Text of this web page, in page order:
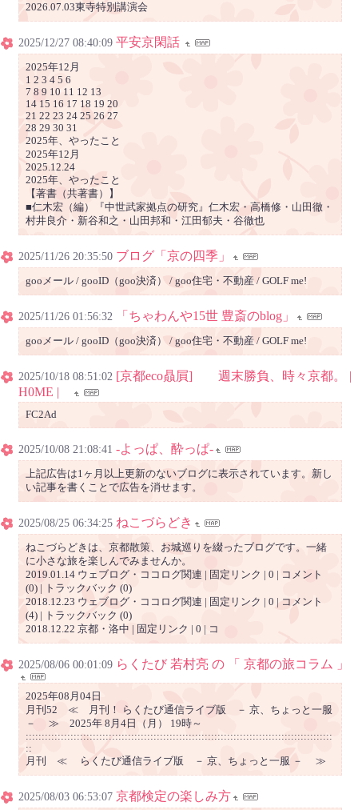
2026.07.03東寺特別講演会
2025/12/27 08:40:09 平安京閑話
2025年12月
1 2 3 4 5 6
7 8 9 10 11 12 13
14 15 16 17 18 19 20
21 22 23 24 25 26 27
28 29 30 31
2025年、やったこと
2025年12月
2025.12.24
2025年、やったこと
【著書（共著書）】
■仁木宏（編）『中世武家拠点の研究』仁木宏・高橋修・山田徹・
村井良介・新谷和之・山田邦和・江田郁夫・谷徹也
2025/11/26 20:35:50 ブログ「京の四季」
gooメール / gooID（goo決済） / goo住宅・不動産 / GOLF me!
2025/11/26 01:56:32 「ちゃわんや15世 豊斎のblog」
gooメール / gooID（goo決済） / goo住宅・不動産 / GOLF me!
2025/10/18 08:51:02 [京都eco贔屓] 週末勝負、時々京都。 |
H0ME |
FC2Ad
2025/10/08 21:08:41 -よっぱ、酔っぱ-
上記広告は1ヶ月以上更新のないブログに表示されています。新し
い記事を書くことで広告を消せます。
2025/08/25 06:34:25 ねこづらどき
ねこづらどきは、京都散策、お城巡りを綴ったブログです。一緒
に小さな旅を楽しんでみませんか。
2019.01.14 ウェブログ・ココログ関連 | 固定リンク | 0 | コメント
(0) | トラックバック (0)
2018.12.23 ウェブログ・ココログ関連 | 固定リンク | 0 | コメント
(4) | トラックバック (0)
2018.12.22 京都・洛中 | 固定リンク | 0 | コ
2025/08/06 00:01:09 らくたび 若村亮 の 「 京都の旅コラム 」
2025年08月04日
月刊52 ≪ 月刊！ らくたび通信ライブ版 － 京、ちょっと一服
－ ≫ 2025年 8月4日（月） 19時～
::::::::::::::::::::::::::::::::::::::::::::::::::::::::::::::::::::::::::::::::::::::::::::::::
::
月刊 ≪ らくたび通信ライブ版 － 京、ちょっと一服 － ≫
2025/08/03 06:53:07 京都検定の楽しみ方